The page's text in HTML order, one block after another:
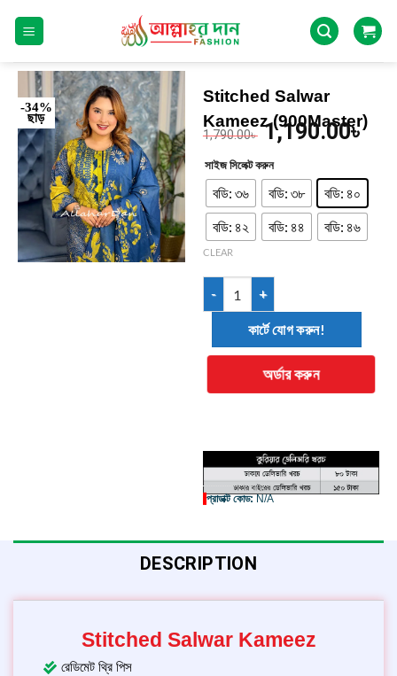
-34%
ছাড়
Stitched Salwar
Kameez (900Master)
1,790.00৳ 1,190.00৳
সাইজ সিলেক্ট করুন
বডি: ৩৬ বডি: ৩৮
বডি: ৪০
বডি: ৪২
বডি: ৪৪ বডি: ৪৬
CLEAR
কার্টে যোগ করুন!
অর্ডার করুন
প্রোডাক্ট কোড:N/A
DESCRIPTION
Stitched Salwar Kameez
রেডিমেট থ্রি পিস